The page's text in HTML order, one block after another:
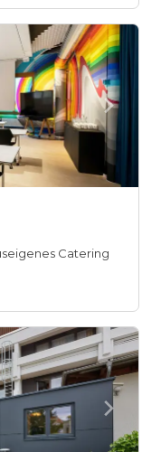
Catering